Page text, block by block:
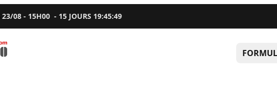
23/08 - 15H00 - 15 JOURS 19:45:47